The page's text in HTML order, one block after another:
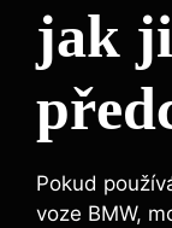
jak
Pokud
voze BMW,